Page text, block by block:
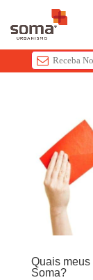
o
Quais
Soma?